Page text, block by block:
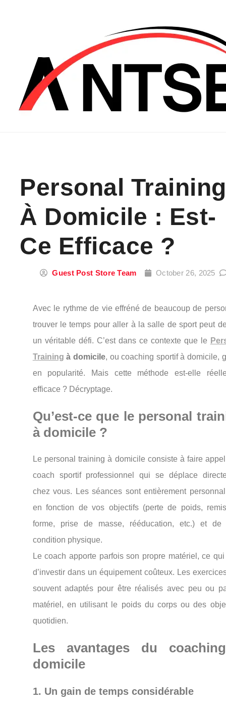
Personal Training
À Domicile : Est-
Ce Efficace ?
Guest Post Store Team October 26, 2025
Avec le rythmede vie effrénéde beaucoupde
trouver letemps pouraller à lasalle desport peut
un véritable défi. C’est dans ce contexte que le
Training à domicile, oucoaching sportifàdomicile,
en popularité. Mais cette méthodeest-elle
efficace ? Décryptage.
Qu’est-ce que le personal
à domicile ?
Le personaltrainingà domicile consiste àfaire
coach sportif professionnelquise déplace
chezvous. Lesséances sontentièrement
enfonction devos objectifs (pertede poids,
forme, prise de masse, rééducation, etc.) et
condition physique.
Lecoachapporte parfoisson propre matériel,ce
d’investir dans un équipement coûteux. Les
souventadaptés pour être réalisésavec peuou
matériel, en utilisant le poids du corpsoudes
quotidien.
Les avantages du
domicile
1. Un gain de temps considérable